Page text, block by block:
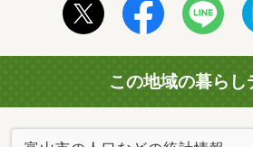
この地域の暮らし